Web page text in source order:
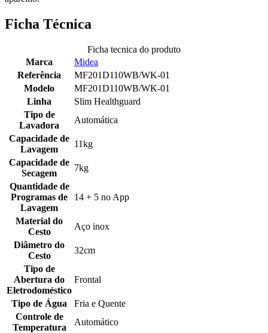
Ficha Técnica
Ficha tecnica do produto
Marca
Midea
Referência
MF201D110WB/WK-01
Modelo
MF201D110WB/WK-01
Linha
Slim Healthguard
Tipo de
Lavadora
Automática
Capacidade de
Lavagem
11kg
Capacidade de
Secagem
7kg
Quantidade de
Programas de
Lavagem
14 + 5 no App
Material do
Cesto
Aço inox
Diâmetro do
Cesto
32cm
Tipo de
Abertura do
Eletrodoméstico
Frontal
Tipo de Água
Fria e Quente
Controle de
Temperatura
Automático